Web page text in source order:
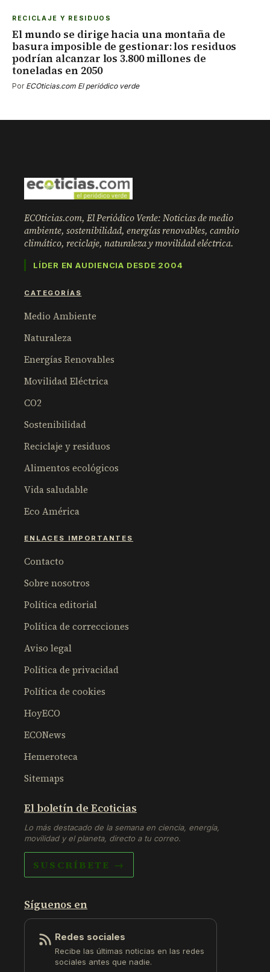
RECICLAJE Y RESIDUOS
El mundo se dirige hacia una montaña de
basura imposible de gestionar: los residuos
podrían alcanzar los 3.800 millones de
toneladas en 2050
Por ECOticias.com El periódico verde
ECOticias.com, El Periódico Verde: Noticias de medio
ambiente, sostenibilidad, energías renovables, cambio
climático, reciclaje, naturaleza y movilidad eléctrica.
LÍDER EN AUDIENCIA DESDE 2004
CATEGORÍAS
Medio Ambiente
Naturaleza
Energías Renovables
Movilidad Eléctrica
CO2
Sostenibilidad
Reciclaje y residuos
Alimentos ecológicos
Vida saludable
Eco América
ENLACES IMPORTANTES
Contacto
Sobre nosotros
Política editorial
Política de correcciones
Aviso legal
Política de privacidad
Política de cookies
HoyECO
ECONews
Hemeroteca
Sitemaps
El boletín de Ecoticias
Lo más destacado de la semana en ciencia, energía,
movilidad y el planeta, directo a tu correo.
SUSCRÍBETE →
Síguenos en
Redes sociales
Recibe las últimas noticias en las redes
sociales antes que nadie.